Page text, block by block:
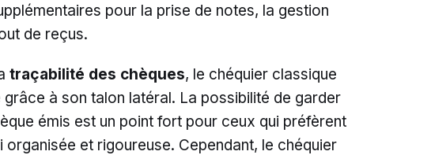
pour la prise de notes, la gestion
de reçus.
traçabilité des chèques, le chéquier classique
à son talon latéral. La possibilité de garder
émis est un point fort pour ceux qui préfèrent
organisée et rigoureuse. Cependant, le chéquier